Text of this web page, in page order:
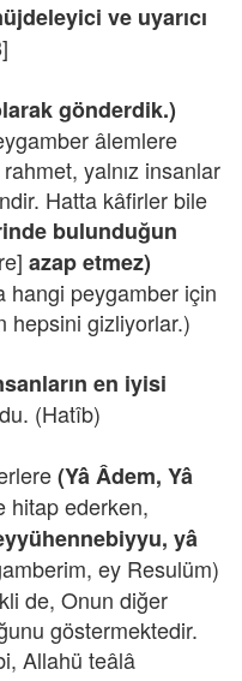
ve uyarıcı
gönderdik.)
âlemlere
yalnız insanlar
Hatta kâfirler bile
bulunduğun
azap etmez)
hangi peygamber için
hepsini gizliyorlar.)
en iyisi
(Hatîb)
(Yâ Âdem, Yâ
hitap ederken,
yâ
ey Resulüm)
de, Onun diğer
göstermektedir.
Allahü teâlâ